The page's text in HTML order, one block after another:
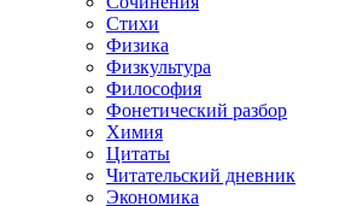
Стихи
Физика
Физкультура
Философия
Фонетический разбор
Химия
Цитаты
Читательский дневник
Экономика